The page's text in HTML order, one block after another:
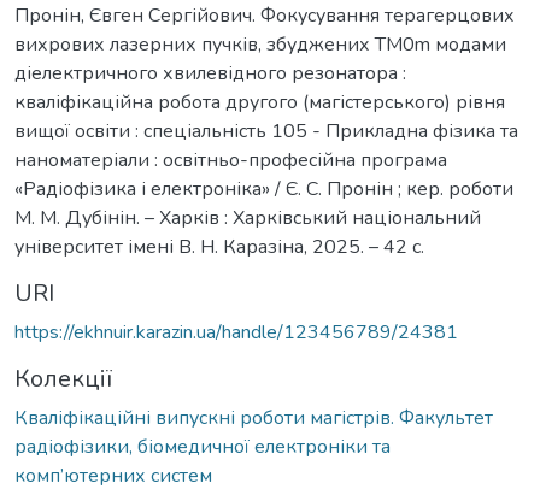
Пронін, Євген Сергійович. Фокусування терагерцових
вихрових лазерних пучків, збуджених TM0m модами
діелектричного хвилевідного резонатора :
кваліфікаційна робота другого (магістерського) рівня
вищої освіти : спеціальність 105 - Прикладна фізика та
наноматеріали : освітньо-професійна програма
«Радіофізика і електроніка» / Є. С. Пронін ; кер. роботи
М. М. Дубінін. – Харків : Харківський національний
університет імені В. Н. Каразіна, 2025. – 42 с.
URI
https://ekhnuir.karazin.ua/handle/123456789/24381
Колекції
Кваліфікаційні випускні роботи магістрів. Факультет
радіофізики, біомедичної електроніки та
комп’ютерних систем